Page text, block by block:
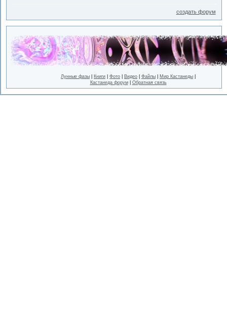
создать форум
Лунные фазы Книги Фото Видео Файлы Мир Кастанеды
Кастанеда форум| Обратная связь